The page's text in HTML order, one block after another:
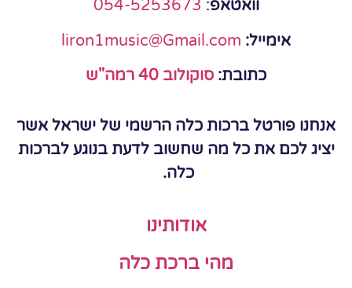
וואטאפ:
054-5253673
אימייל: liron1music@Gmail.com
כתובת: סוקולוב 40 רמה"ש
אנחנו פורטל ברכות כלה הרשמי של ישראל אשר
יציג לכם את כל מה שחשוב לדעת בנוגע לברכות
כלה.
אודותינו
מהי ברכת כלה